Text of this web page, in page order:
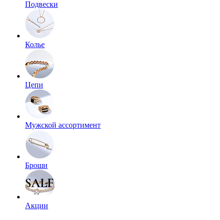
Подвески
Колье
Цепи
Мужской ассортимент
Броши
Акции